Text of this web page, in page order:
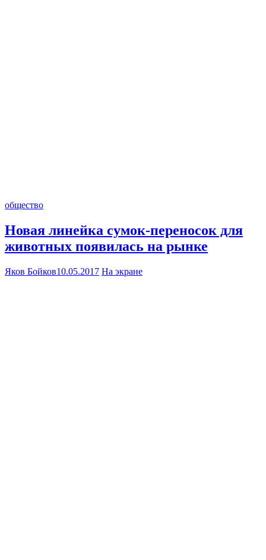
общество
Новая линейка сумок-переносок для
животных появилась на рынке
Яков Бойков10.05.2017 На экране